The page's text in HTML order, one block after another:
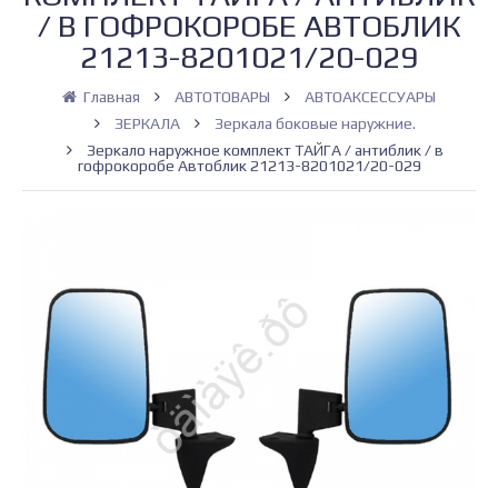
/ В ГОФРОКОРОБЕ АВТОБЛИК
21213-8201021/20-029
Главная АВТОТОВАРЫ
АВТОАКСЕССУАРЫ
ЗЕРКАЛА
Зеркала боковые наружние.
Зеркало наружное комплект ТАЙГА / антиблик / в
гофрокоробе Автоблик 21213-8201021/20-029